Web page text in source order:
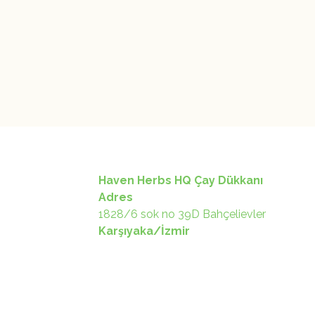
Haven Herbs HQ Çay Dükkanı
Adres
1828/6 sok no 39D Bahçelievler
Karşıyaka/İzmir